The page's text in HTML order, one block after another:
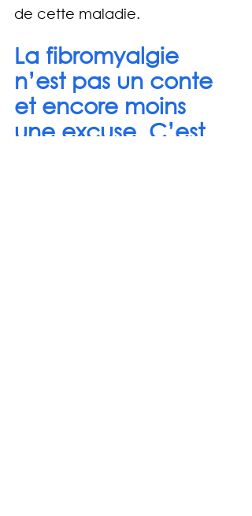
de cette maladie.
La fibromyalgie
n’est pas un conte
et encore moins
une excuse. C’est